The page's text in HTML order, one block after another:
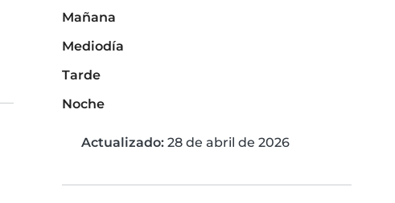
Mañana
Mediodía
Tarde
Noche
Actualizado: 28 de abril de 2026